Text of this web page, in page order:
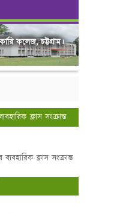
কলেজ, চট্টগ্রাম।
ক্লাস সংক্রান্ত